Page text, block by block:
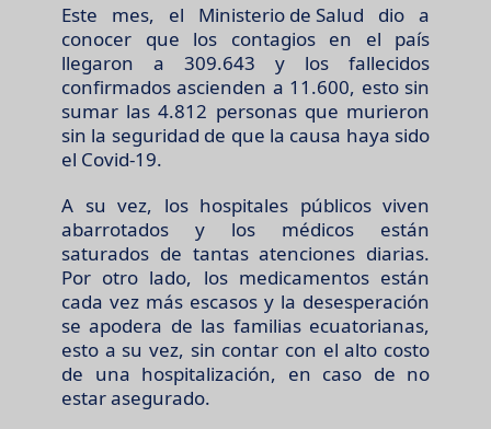
Este mes, el Ministerio de Salud dio a
conocer que los contagios en el país
llegaron a 309.643 y los fallecidos
confirmados ascienden a 11.600, esto sin
sumar las 4.812 personas que murieron
sin la seguridad de que la causa haya sido
el Covid-19.
A su vez, los hospitales públicos viven
abarrotados y los médicos están
saturados de tantas atenciones diarias.
Por otro lado, los medicamentos están
cada vez más escasos y la desesperación
se apodera de las familias ecuatorianas,
esto a su vez, sin contar con el alto costo
de una hospitalización, en caso de no
estar asegurado.